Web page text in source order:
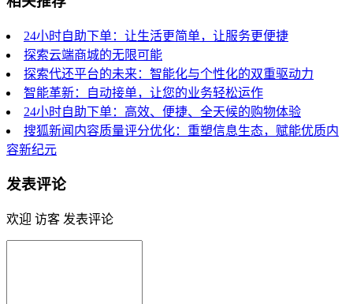
24小时自助下单：让生活更简单，让服务更便捷
探索云端商城的无限可能
探索代还平台的未来：智能化与个性化的双重驱动力
智能革新：自动接单，让您的业务轻松运作
24小时自助下单：高效、便捷、全天候的购物体验
搜狐新闻内容质量评分优化：重塑信息生态，赋能优质内
容新纪元
发表评论
欢迎 访客 发表评论